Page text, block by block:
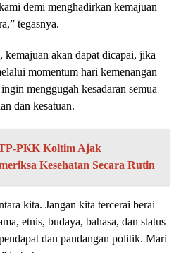
demi menghadirkan kemajuan
tegasnya.
akan dapat dicapai, jika
momentum hari kemenangan
menggugah kesadaran semua
dan kesatuan.
PKK Koltim Ajak
Kesehatan Secara Rutin
kita. Jangan kita tercerai berai
etnis, budaya, bahasa, dan status
dan pandangan politik. Mari